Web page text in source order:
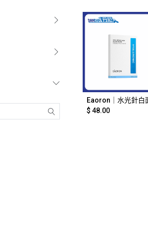
Add to Cart
$ 48.00